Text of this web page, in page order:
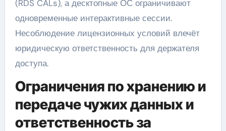
(RDS CALs), а десктопные ОС ограничивают
одновременные интерактивные сессии.
Несоблюдение лицензионных условий влечёт
юридическую ответственность для держателя
доступа.
Ограничения по хранению и
передаче чужих данных и
ответственность за